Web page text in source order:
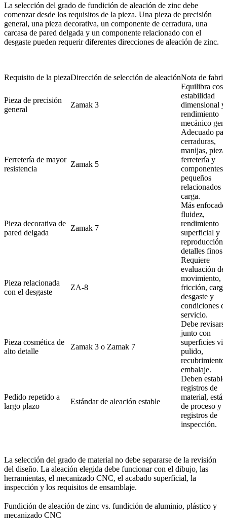
La selección del grado de fundición de aleación de zinc debe
comenzar desde los requisitos de la pieza. Una pieza de precisión
general, una pieza decorativa, un componente de cerradura, una
carcasa de pared delgada y un componente relacionado con el
desgaste pueden requerir diferentes direcciones de aleación de zinc.
Requisito de la piezaDirección de selección de aleaciónNota de
Pieza de precisión
general
Zamak 3
Equilibra
estabilidad
dimensional y
rendimiento
mecánico
Ferretería de mayor
resistencia
Zamak 5
Adecuado
cerraduras,
manijas,
ferretería y
componentes
pequeños
relacionados
carga.
Pieza decorativa de
pared delgada
Zamak 7
Más
fluidez,
rendimiento
superficial y
reproducción
detalles finos.
Pieza relacionada
con el desgaste
ZA-8
Requiere
evaluación de
movimiento,
fricción,
desgaste y
condiciones
servicio.
Pieza cosmética de
alto detalle
Zamak 3 o Zamak 7
Debe
junto con
superficies
pulido,
recubrimiento
embalaje.
Pedido repetido a
largo plazo
Estándar de aleación estable
Deben
registros de
material,
de proceso y
registros de
inspección.
La selección del grado de material no debe separarse de la revisión
del diseño. La aleación elegida debe funcionar con el dibujo, las
herramientas, el mecanizado CNC, el acabado superficial, la
inspección y los requisitos de ensamblaje.
Fundición de aleación de zinc vs. fundición de aluminio, plástico y
mecanizado CNC